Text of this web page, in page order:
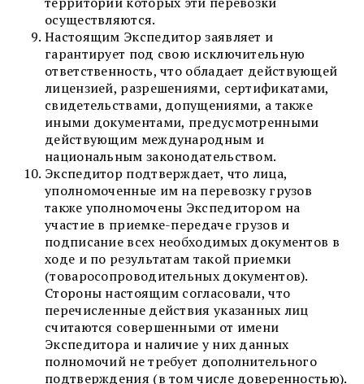
осуществляются.
Настоящим Экспедитор заявляет и
гарантирует под свою исключительную
ответственность, что обладает действующей
лицензией, разрешениями, сертификатами,
свидетельствами, допущениями, а также
иными документами, предусмотренными
действующим международным и
национальным законодательством.
Экспедитор подтверждает, что лица,
уполномоченные им на перевозку грузов
также уполномочены Экспедитором на
участие в приемке-передаче грузов и
подписание всех необходимых документов в
ходе и по результатам такой приемки
(товаросопроводительных документов).
Стороны настоящим согласовали, что
перечисленные действия указанных лиц
считаются совершенными от имени
Экспедитора и наличие у них данных
полномочий не требует дополнительного
подтверждения (в том числе доверенностью).